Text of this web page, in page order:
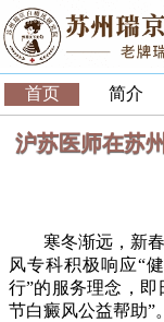
首页 简介
沪苏医师在苏
寒冬渐远，新春
风专科积极响应“
行”的服务理念，即
节白癜风公益帮助”。